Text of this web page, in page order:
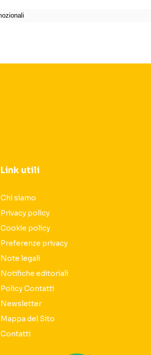
Link utili
Chi siamo
Privacy policy
Cookie policy
Preferenze privacy
Note legali
Notifiche editoriali
Policy Contatti
Newsletter
Mappa del Sito
Contatti